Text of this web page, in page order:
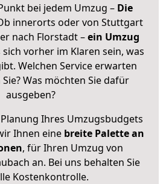
bei jedem Umzug – Die
innerorts oder von Stuttgart
nach Florstadt –ein Umzug
vorher im Klaren sein, was
Welchen Service erwarten
Was möchten Sie dafür
ausgeben?
Ihres Umzugsbudgets
Ihnen eine breite Palette an
, für Ihren Umzug von
an. Bei uns behalten Sie
Kostenkontrolle.